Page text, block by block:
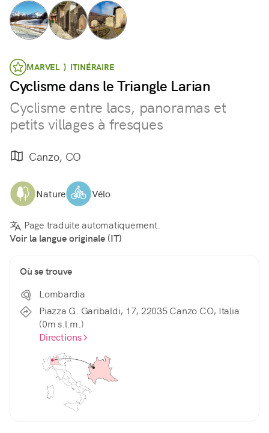
MARVEL } ITINÉRAIRE
Cyclisme dans le Triangle Larian
Cyclisme entre lacs, panoramas et
petits villages à fresques
Canzo, CO
Nature Vélo
Page traduite automatiquement.
Voir la langue originale (IT)
Où se trouve
Lombardia
Piazza G. Garibaldi, 17, 22035 Canzo CO, Italia
(0m s.l.m.)
Directions